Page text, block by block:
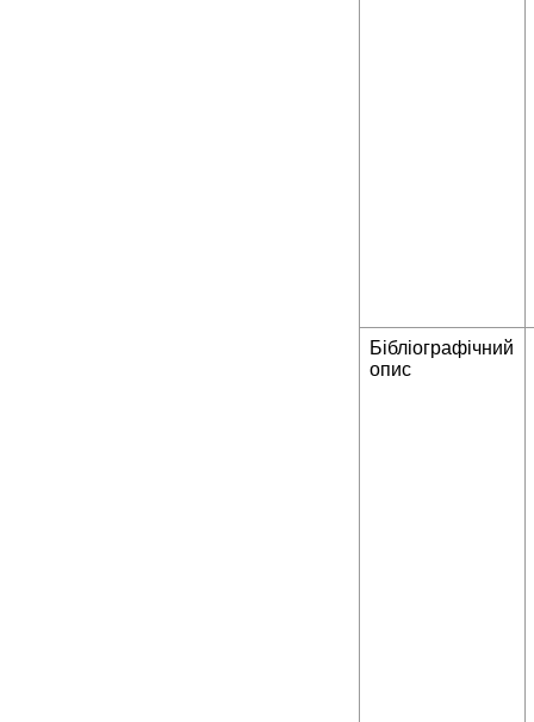
Бібліографічний
опис